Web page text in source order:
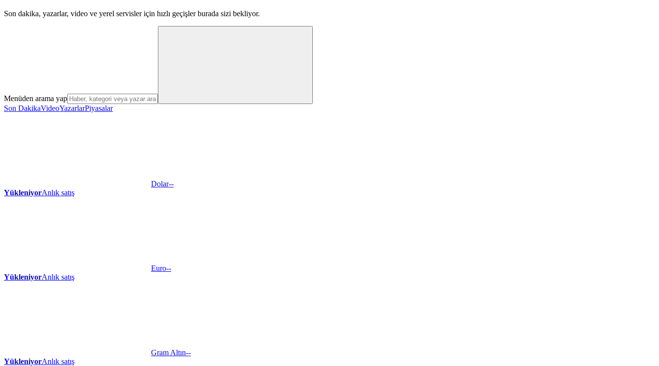
Son dakika, yazarlar, video ve yerel servisler için hızlı geçişler burada sizi bekliyor.
Menüden arama yap
Son DakikaVideoYazarlarPiyasalar
Dolar--
YükleniyorAnlık satış
Euro--
YükleniyorAnlık satış
Gram Altın--
YükleniyorAnlık satış